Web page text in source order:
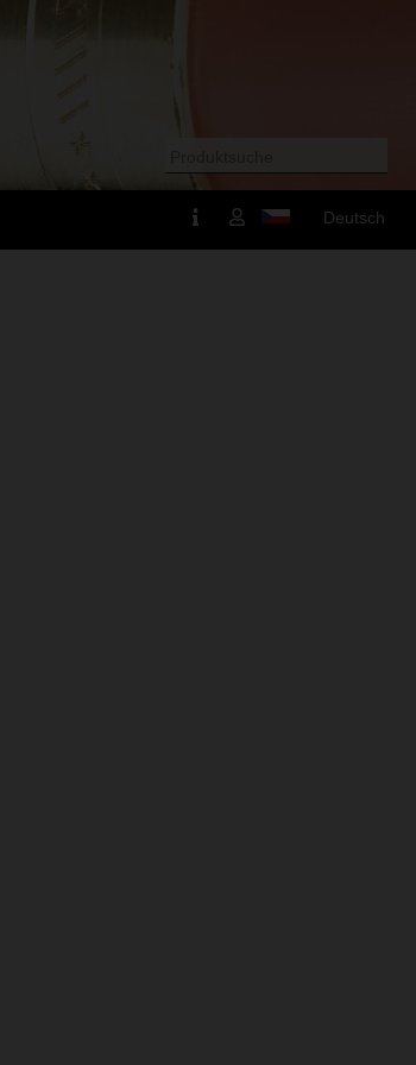
Deutsch